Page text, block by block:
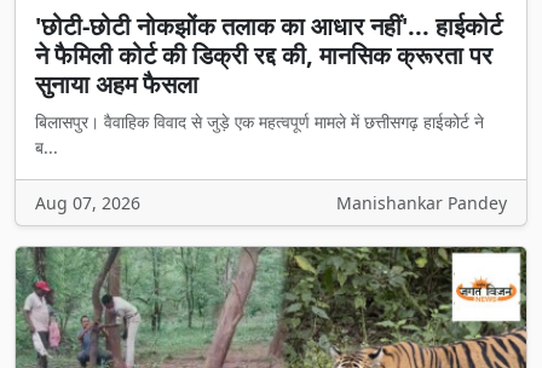
'छोटी-छोटी नोकझोंक तलाक का आधार नहीं'... हाईकोर्ट
ने फैमिली कोर्ट की डिक्री रद्द की, मानसिक क्रूरता पर
सुनाया अहम फैसला
बिलासपुर। वैवाहिक विवाद से जुड़े एक महत्वपूर्ण मामले में छत्तीसगढ़ हाईकोर्ट ने
ब...
Aug 07, 2026 Manishankar Pandey